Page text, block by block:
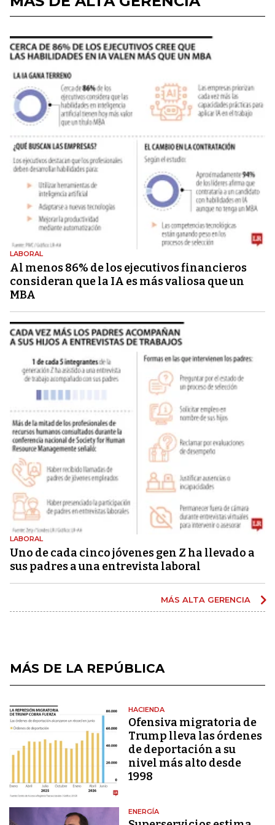
LABORAL
Al menos 86% de los ejecutivos financieros
consideran que la IA es más valiosa que un
MBA
LABORAL
Uno de cada cinco jóvenes gen Z ha llevado a
sus padres a una entrevista laboral
MÁS ALTA GERENCIA
MÁS DE LA REPÚBLICA
HACIENDA
Ofensiva migratoria de
Trump lleva las órdenes
de deportación a su
nivel más alto desde
1998
ENERGÍA